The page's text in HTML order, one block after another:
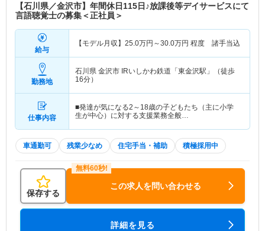
【石川県／金沢市】年間休日115日♪放課後等デイサービスにて
言語聴覚士の募集＜正社員＞
給与
【モデル月収】 25.0万円～30.0万円 程度 諸手当込
勤務地
石川県 金沢市 IRいしかわ鉄道「東金沢駅」（徒歩
16分）
仕事内容
■発達が気になる2～18歳の子どもたち（主に小学
生が中心）に対する支援業務全般…
車通勤可 残業少なめ 住宅手当・補助 積極採用中
保存する
この求人を問い合わせる
詳細を見る